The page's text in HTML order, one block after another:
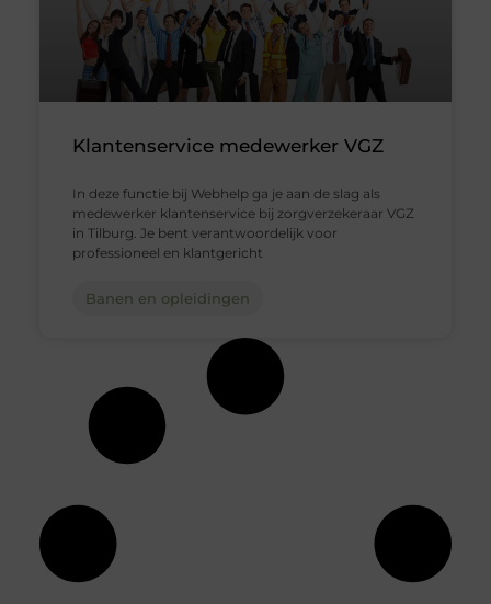
Klantenservice medewerker VGZ
In deze functie bij Webhelp ga je aan de slag als
medewerker klantenservice bij zorgverzekeraar VGZ
in Tilburg. Je bent verantwoordelijk voor
professioneel en klantgericht
Banen en opleidingen